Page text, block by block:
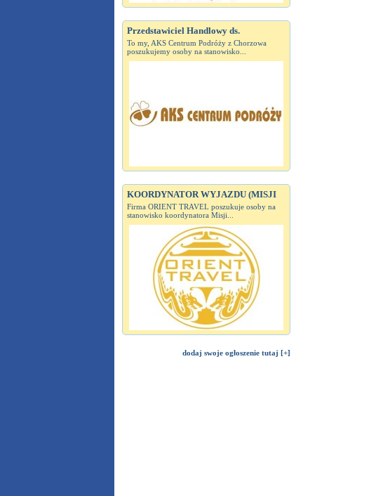
Przedstawiciel Handlowy ds.
To my, AKS Centrum Podróży z Chorzowa
poszukujemy osoby na stanowisko...
KOORDYNATOR WYJAZDU (MISJI
Firma ORIENT TRAVEL poszukuje osoby na
stanowisko koordynatora Misji...
dodaj swoje ogłoszenie tutaj [+]